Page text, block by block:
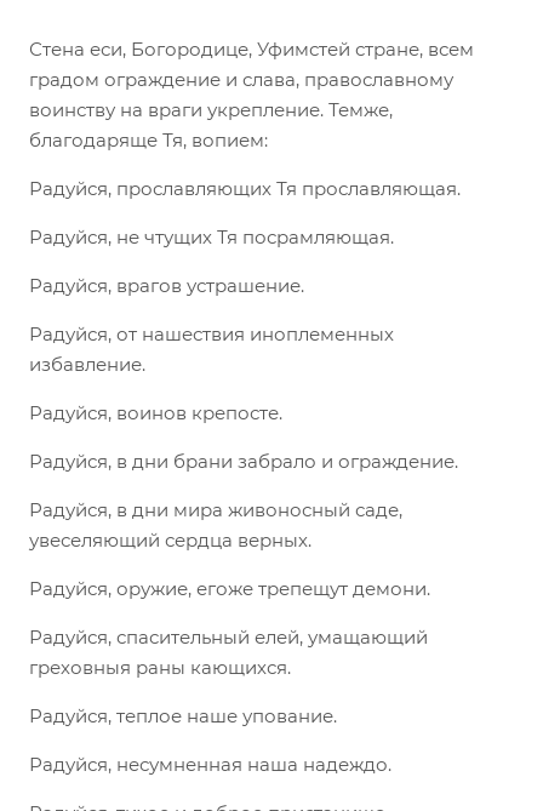
Стена еси, Богородице, Уфимстей стране, всем
градом ограждение и слава, православному
воинству на враги укрепление. Темже,
благодаряще Тя, вопием:
Радуйся, прославляющих Тя прославляющая.
Радуйся, не чтущих Тя посрамляющая.
Радуйся, врагов устрашение.
Радуйся, от нашествия иноплеменных
избавление.
Радуйся, воинов крепосте.
Радуйся, в дни брани забрало и ограждение.
Радуйся, в дни мира живоносный саде,
увеселяющий сердца верных.
Радуйся, оружие, егоже трепещут демони.
Радуйся, спасительный елей, умащающий
греховныя раны кающихся.
Радуйся, теплое наше упование.
Радуйся, несумненная наша надеждо.